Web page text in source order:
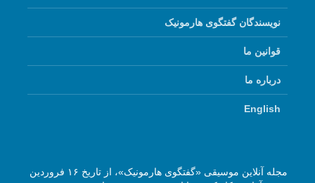
نویسندگان گفتگوی هارمونیک
قوانین ما
درباره ما
English
مجله آنلاین موسیقی «گفتگوی هارمونیک»، از تاریخ ۱۶ فروردین